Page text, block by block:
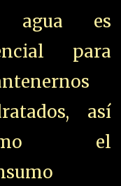
agua es
para
así
el